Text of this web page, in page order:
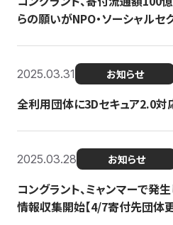
らの願いがNPO・ソーシャルセ
2025.03.31 お知らせ
全利用団体に3Dセキュア2.0対
2025.03.28 お知らせ
コングラント、ミャンマーで発
情報収集開始【4/7寄付先団体